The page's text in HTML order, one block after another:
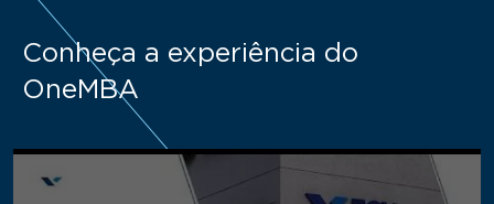
Conheça a experiência do
OneMBA